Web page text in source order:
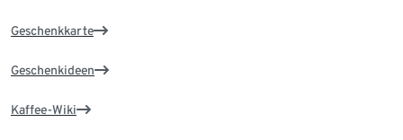
Geschenkkarte
Geschenkideen
Kaffee-Wiki